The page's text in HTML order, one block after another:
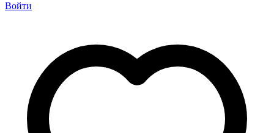
Войти